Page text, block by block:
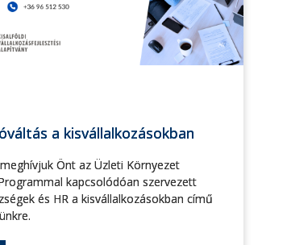
a kisvállalkozásokban
Önt az Üzleti Környezet
kapcsolódóan szervezett
és HR a kisvállalkozásokban című